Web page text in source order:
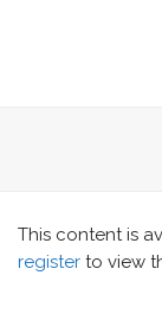
This content is
register to view